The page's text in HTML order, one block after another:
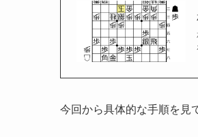
今回から具体的な手順を見